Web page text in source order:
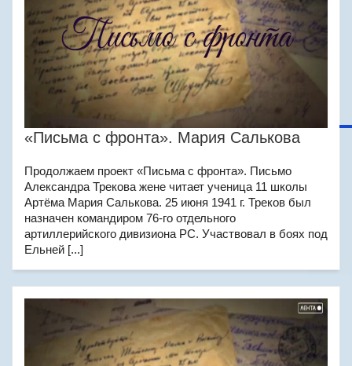
«Письма с фронта». Мария Салькова
Продолжаем проект «Письма с фронта». Письмо
Александра Трекова жене читает ученица 11 школы
Артёма Мария Салькова. 25 июня 1941 г. Треков был
назначен командиром 76-го отдельного
артиллерийского дивизиона РС. Участвовал в боях под
Ельней [...]